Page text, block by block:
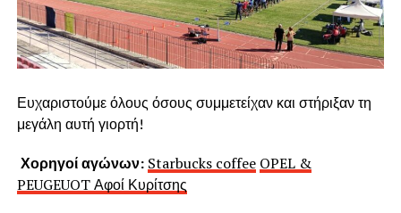
Ευχαριστούμε όλους όσους συμμετείχαν και στήριξαν τη
μεγάλη αυτή γιορτή!
Χορηγοί αγώνων: Starbucks coffee OPEL &
PEUGEUOT Αφοί Κυρίτσης